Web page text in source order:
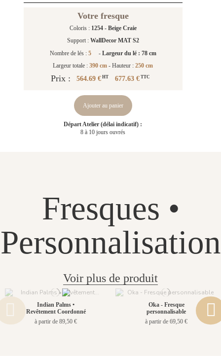
Votre fresque
Coloris : 1254 - Beige Craie
Support : WallDecor MAT S2
Nombre de lés : 5 - Largeur du lé : 78 cm
Largeur totale :390 cm - Hauteur :250 cm
Prix : 564.69 € HT 677.63 €TTC
Ajouter au panier
Départ Atelier (délai indicatif) :
8 à 10 jours ouvrés
Fresques •
Personnalisation
Voir plus de produit
Indian Palms •
Revêtement Coordonné
à partir de 89,50 €
Oka - Fresque
personnalisable
à partir de 69,50 €